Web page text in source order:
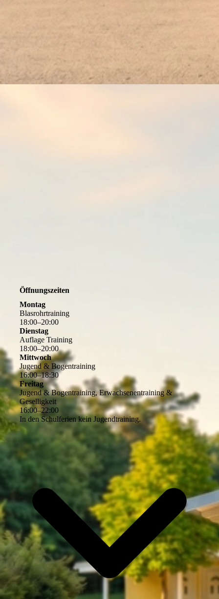
Öffnungszeiten
Montag
Blasrohrtraining
18:00–20:00
Dienstag
Auflage Training
18:00–20:00
Mittwoch
Jugend & Bogentraining
16:00–18:30
Freitag
Jugend & Bogentraining, Erwachsenentraining &
Geselligkeit
16:00–22:00
In den Schulferien kein Jugendtraining.